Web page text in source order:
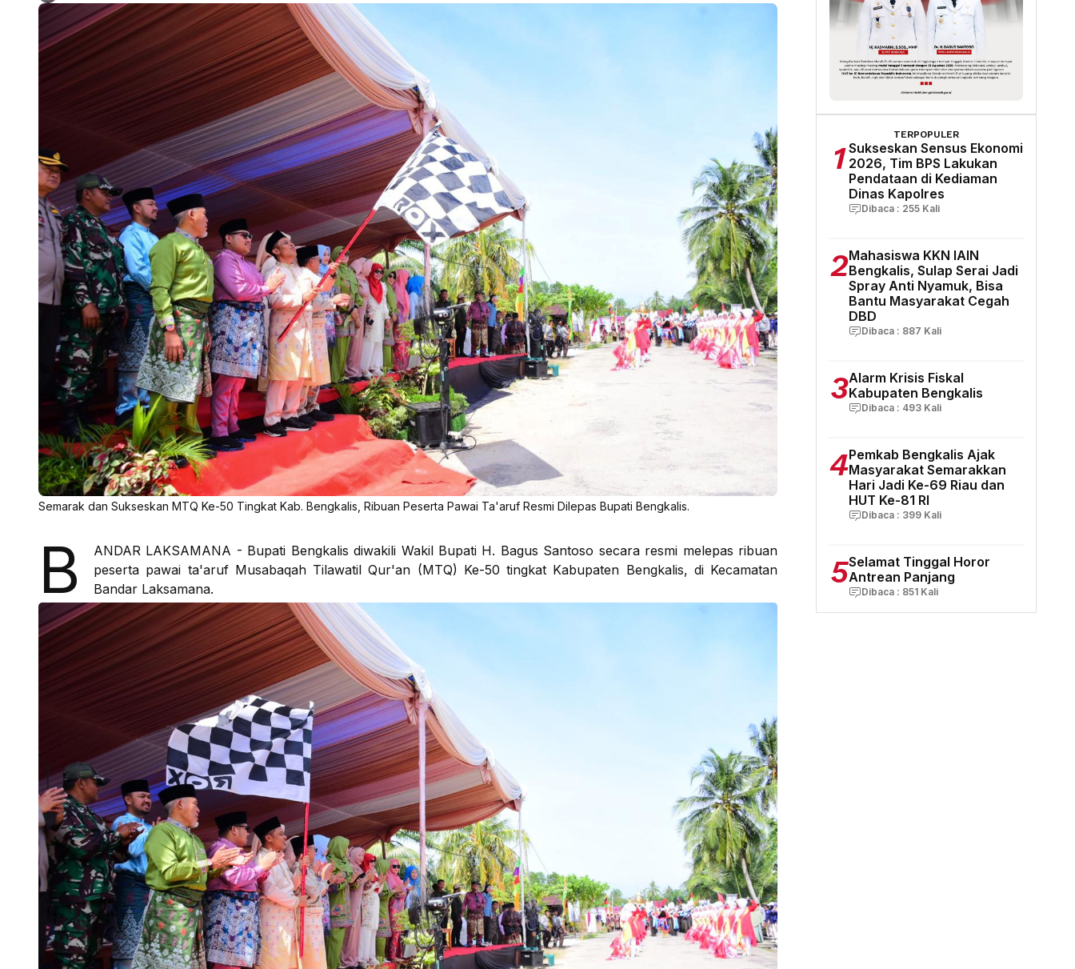
Semarak dan Sukseskan MTQ Ke-50 Tingkat Kab. Bengkalis, Ribuan Peserta Pawai Ta'aruf Resmi Dilepas Bupati Bengkalis.
B
ANDAR LAKSAMANA - Bupati Bengkalis diwakili Wakil Bupati H. Bagus Santoso secara resmi melepas ribuan
peserta pawai ta'aruf Musabaqah Tilawatil Qur'an (MTQ) Ke-50 tingkat Kabupaten Bengkalis, di Kecamatan
Bandar Laksamana.
TERPOPULER
1 Sukseskan Sensus Ekonomi
2026, Tim BPS Lakukan
Pendataan di Kediaman
Dinas Kapolres
Dibaca : 255 Kali
2Mahasiswa KKN IAIN
Bengkalis, Sulap Serai Jadi
Spray Anti Nyamuk, Bisa
Bantu Masyarakat Cegah
DBD
Dibaca : 887 Kali
3Alarm Krisis Fiskal
Kabupaten Bengkalis
Dibaca : 493 Kali
4Pemkab Bengkalis Ajak
Masyarakat Semarakkan
Hari Jadi Ke-69 Riau dan
HUT Ke-81 RI
Dibaca : 399 Kali
5Selamat Tinggal Horor
Antrean Panjang
Dibaca : 851 Kali